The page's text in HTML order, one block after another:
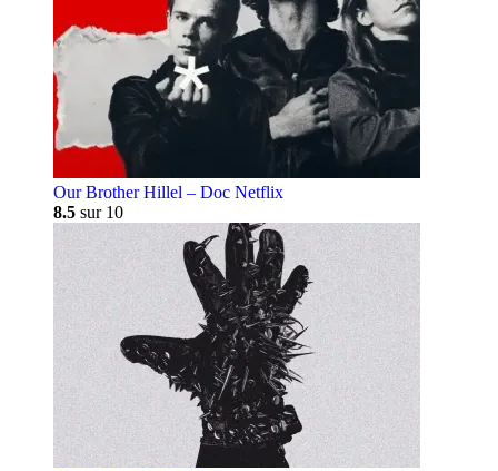
Our Brother Hillel – Doc Netflix
8.5 sur 10